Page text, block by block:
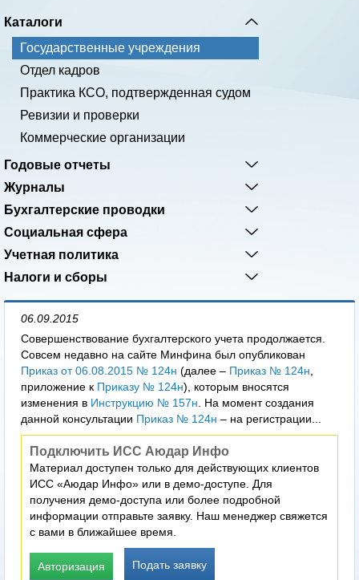
Каталоги
Государственные учреждения
Отдел кадров
Практика КСО, подтвержденная судом
Ревизии и проверки
Коммерческие организации
Годовые отчеты
Журналы
Бухгалтерские проводки
Социальная сфера
Учетная политика
Налоги и сборы
06.09.2015
Совершенствование бухгалтерского учета продолжается.
Совсем недавно на сайте Минфина был опубликован
Приказ от 06.08.2015 № 124н (далее – Приказ № 124н
приложение к Приказу № 124н), которым вносятся
изменения в Инструкцию № 157н . На момент создания
данной консультации Приказ № 124н – на регистрации...
Подключить ИСС Аюдар Инфо
Материал доступен только для действующих клиентов
ИСС «Аюдар Инфо» или в демо-доступе. Для
получения демо-доступа или более подробной
информации отправьте заявку. Наш менеджер свяжется
с вами в ближайшее время.
Авторизация Подать заявку